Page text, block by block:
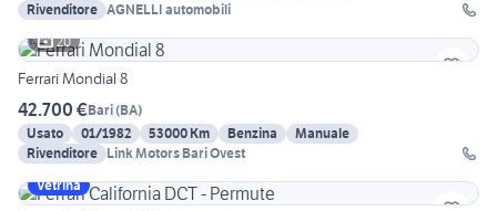
Rivenditore AGNELLI automobili
20
Ferrari Mondial 8
42.700 €Bari(BA)
Usato
01/1982 53000 Km Benzina
Manuale
Rivenditore Link Motors Bari Ovest
Vetrina